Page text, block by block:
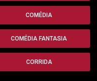
COMÉDIA
COMÉDIA FANTASIA
CORRIDA